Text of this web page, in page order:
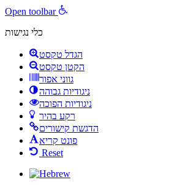
Open toolbar
כלי נגישות
הגדל טקסט
הקטן טקסט
גווני אפור
ניגודיות גבוהה
ניגודיות הפוכה
רקע בהיר
הדגשת קישורים
פונט קריא
Reset